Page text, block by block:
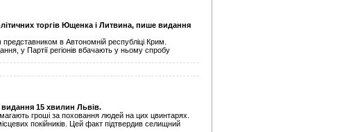
торгів Ющенка і Литвина, пише видання
в Автономній республіці Крим.
у Партії регіонів вбачають у ньому спробу
15 хвилин Львів.
гроші за поховання людей на цих цвинтарях.
покійників. Цей факт підтвердив селищний